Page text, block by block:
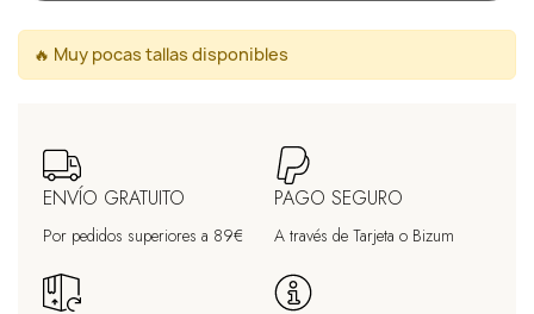
🔥 Muy pocas tallas disponibles
ENVÍO GRATUITO
Por pedidos superiores a 89€
PAGO SEGURO
A través de Tarjeta o Bizum